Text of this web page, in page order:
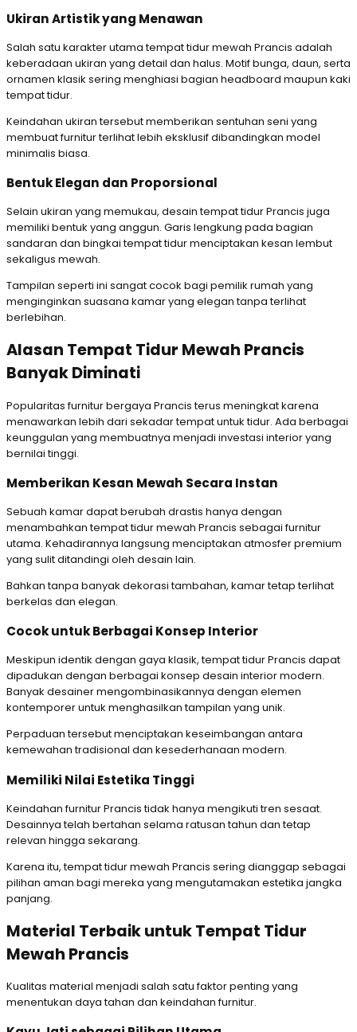
Ukiran Artistik yang Menawan
Salah satu karakter utama tempat tidur mewah Prancis adalah
keberadaan ukiran yang detail dan halus. Motif bunga, daun, serta
ornamen klasik sering menghiasi bagian headboard maupun kaki
tempat tidur.
Keindahan ukiran tersebut memberikan sentuhan seni yang
membuat furnitur terlihat lebih eksklusif dibandingkan model
minimalis biasa.
Bentuk Elegan dan Proporsional
Selain ukiran yang memukau, desain tempat tidur Prancis juga
memiliki bentuk yang anggun. Garis lengkung pada bagian
sandaran dan bingkai tempat tidur menciptakan kesan lembut
sekaligus mewah.
Tampilan seperti ini sangat cocok bagi pemilik rumah yang
menginginkan suasana kamar yang elegan tanpa terlihat
berlebihan.
Alasan Tempat Tidur Mewah Prancis
Banyak Diminati
Popularitas furnitur bergaya Prancis terus meningkat karena
menawarkan lebih dari sekadar tempat untuk tidur. Ada berbagai
keunggulan yang membuatnya menjadi investasi interior yang
bernilai tinggi.
Memberikan Kesan Mewah Secara Instan
Sebuah kamar dapat berubah drastis hanya dengan
menambahkan tempat tidur mewah Prancis sebagai furnitur
utama. Kehadirannya langsung menciptakan atmosfer premium
yang sulit ditandingi oleh desain lain.
Bahkan tanpa banyak dekorasi tambahan, kamar tetap terlihat
berkelas dan elegan.
Cocok untuk Berbagai Konsep Interior
Meskipun identik dengan gaya klasik, tempat tidur Prancis dapat
dipadukan dengan berbagai konsep desain interior modern.
Banyak desainer mengombinasikannya dengan elemen
kontemporer untuk menghasilkan tampilan yang unik.
Perpaduan tersebut menciptakan keseimbangan antara
kemewahan tradisional dan kesederhanaan modern.
Memiliki Nilai Estetika Tinggi
Keindahan furnitur Prancis tidak hanya mengikuti tren sesaat.
Desainnya telah bertahan selama ratusan tahun dan tetap
relevan hingga sekarang.
Karena itu, tempat tidur mewah Prancis sering dianggap sebagai
pilihan aman bagi mereka yang mengutamakan estetika jangka
panjang.
Material Terbaik untuk Tempat Tidur
Mewah Prancis
Kualitas material menjadi salah satu faktor penting yang
menentukan daya tahan dan keindahan furnitur.